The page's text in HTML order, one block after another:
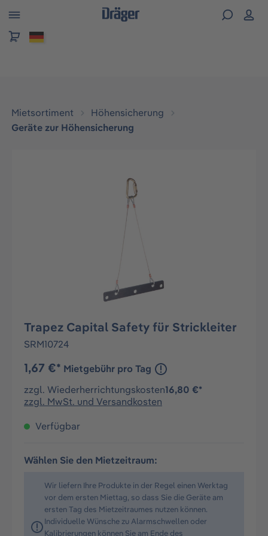
springen
Mietsortiment
Höhensicherung
Geräte zur Höhensicherung
Bildergalerie überspringen
Trapez Capital Safety für Strickleiter
SRM10724
Mietgebühr pro Tag
1,67 €*
zzgl. Wiederherrichtungskosten16,80 €*
zzgl. MwSt. und Versandkosten
Verfügbar
Wählen Sie den Mietzeitraum:
Wir liefern Ihre Produkte in der Regel einen Werktag
vor dem ersten Miettag, so dass Sie die Geräte am
ersten Tag des Mietzeitraumes nutzen können.
Individuelle Wünsche zu Alarmschwellen oder
Kalibrierungen können Sie am Ende des